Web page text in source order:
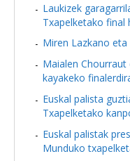
Laukizek
Txapelketako final
Miren Lazkano
Maialen Chourraut
kayakeko
Euskal palista
Txapelketako
Euskal palistak
Munduko